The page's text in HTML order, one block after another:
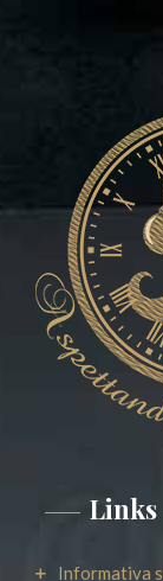
Links
Informativa